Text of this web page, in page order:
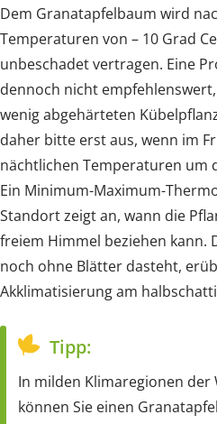
Dem Granatapfelbaum wird
Temperaturen von – 10 Grad
unbeschadet vertragen. Eine
dennoch nicht
wenig abgehärteten
daher bitte erst aus, wenn im
nächtlichen Temperaturen um
Ein Minimum-Maximum-
Standort zeigt an, wann die
freiem Himmel beziehen kann.
noch ohne Blätter dasteht,
Akklimatisierung am
Tipp:
In milden Klimaregionen
können Sie einen